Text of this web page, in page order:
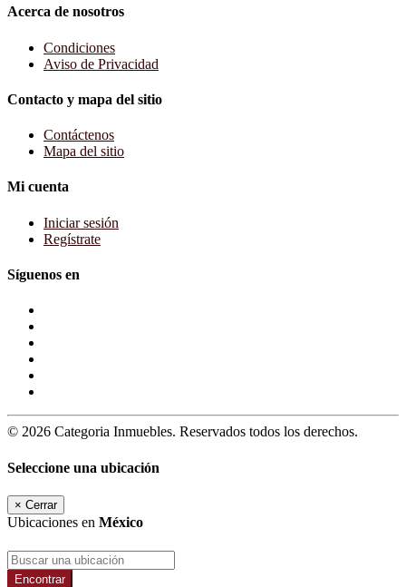
Acerca de nosotros
Condiciones
Aviso de Privacidad
Contacto y mapa del sitio
Contáctenos
Mapa del sitio
Mi cuenta
Iniciar sesión
Regístrate
Síguenos en
© 2026 Categoria Inmuebles. Reservados todos los derechos.
Seleccione una ubicación
× Cerrar
Ubicaciones en México
Encontrar